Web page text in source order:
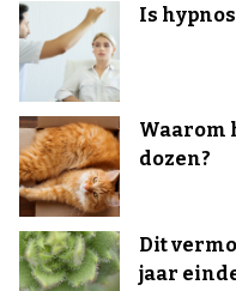
Is
Waarom
dozen?
Dit
jaar